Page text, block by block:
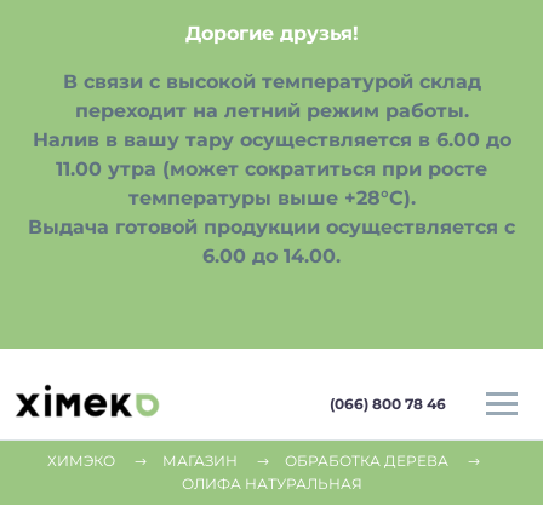
Дорогие друзья!
В связи с высокой температурой склад
переходит на летний режим работы.
Налив в вашу тару осуществляется в 6.00 до
11.00 утра (может сократиться при росте
температуры выше +28°С).
Выдача готовой продукции осуществляется с
6.00 до 14.00.
(066) 800 78 46
ХИМЭКО МАГАЗИН
ОБРАБОТКА ДЕРЕВА
ОЛИФА НАТУРАЛЬНАЯ